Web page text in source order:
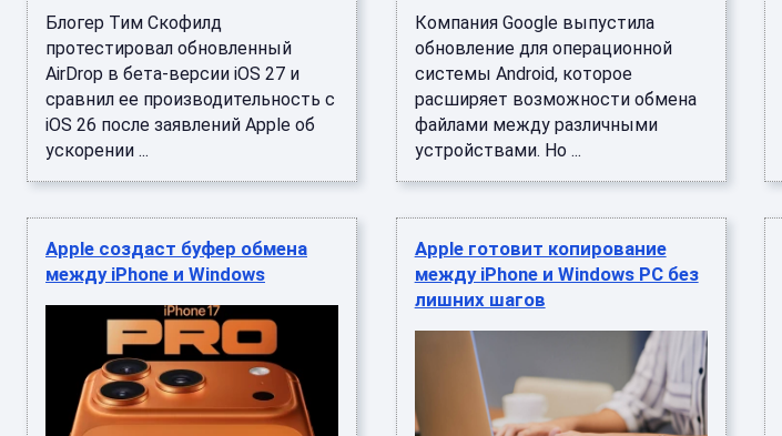
Блогер Тим Скофилд
протестировал обновленный
AirDrop в бета-версии iOS 27 и
сравнил ее производительность с
iOS 26 после заявлений Apple об
ускорении ...
Компания Google выпустила
обновление для операционной
системы Android, которое
расширяет возможности обмена
файлами между различными
устройствами. Но ...
Apple создаст буфер обмена
между iPhone и Windows
Apple готовит копирование
между iPhone и Windows PC без
лишних шагов